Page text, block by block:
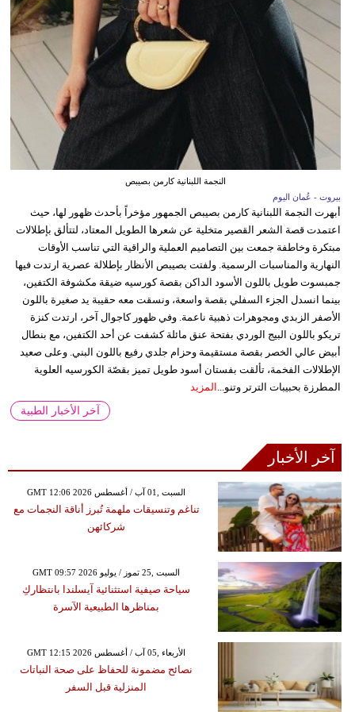
النجمة اللبنانية كارمن بصيبص
بيروت - عُمان اليوم
أبهرت النجمة اللبنانية كارمن بصيبص الجمهور مؤخراً بأحدث ظهور لها، حيث
اعتمدت قصة الشعر القصير متخلية عن شعرها الطويل المعتاد، لتتألق بإطلالات
مبتكرة وخاطفة جمعت بين التصاميم العملية والراقية التي تناسب الأوقات
النهارية والمناسبات الرسمية. ولفتت بصيبص الأنظار بإطلالة عصرية ارتدت فيها
جمبسوت طويل باللون الأسود الداكن بقصة كورسيه ضيقة مكشوفة الكتفين،
بينما انسدل الجزء السفلي بقصة واسعة، ونسقت معه حقيبة يد صغيرة باللون
الأصفر الزبدي ومجوهرات ذهبية ناعمة. وفي ظهور كاجوال آخر، ارتدت كنزة
تريكو باللون البيج الوردي بفتحة عنق مائلة كشفت عن أحد الكتفين، مع بنطال
أبيض عالي الخصر بقصة مستقيمة وحزام جلدي رفيع باللون البني. وعلى صعيد
الإطلالات الفخمة، تألقت بفستان أسود طويل تميز بقصّة الكورسيه العلوية
المطرزة بحبيبات الترتر وتنو...
المزيد
آخر الأخبار الطبية
آخر الأخبار
GMT 12:06 2026 السبت ,01 آب / أغسطس
تناغم وتنسيقات ملهمة تُبرز أناقة النجمات مع
شركائهن
GMT 09:57 2026 السبت ,25 تموز / يوليو
سياحة صيفية استثنائية آيسلندا بانتظاركِ
بمناظرها الطبيعية الآسرة
GMT 12:15 2026 الأربعاء ,05 آب / أغسطس
نصائح مضمونة للحفاظ على صحة النباتات
المنزلية قبل السفر